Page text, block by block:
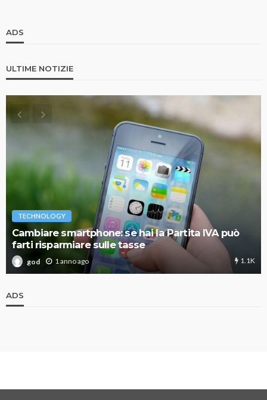
ADS
ULTIME NOTIZIE
TECHNOLOGY
Cambiare smartphone: se hai la Partita IVA può
farti risparmiare sulle tasse
god 1 anno ago 1.1K
ADS